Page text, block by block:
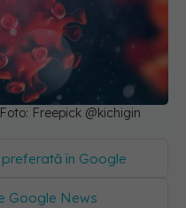
Freepick @kichigin
în Google
Google News